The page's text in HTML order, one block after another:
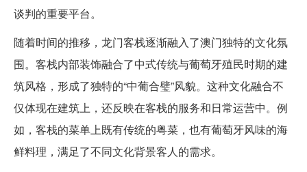
谈判的重要平台。
随着时间的推移，龙门客栈逐渐融入了澳门独特的文化氛
围。客栈内部装饰融合了中式传统与葡萄牙殖民时期的建
筑风格，形成了独特的“中葡合璧”风貌。这种文化融合不
仅体现在建筑上，还反映在客栈的服务和日常运营中。例
如，客栈的菜单上既有传统的粤菜，也有葡萄牙风味的海
鲜料理，满足了不同文化背景客人的需求。